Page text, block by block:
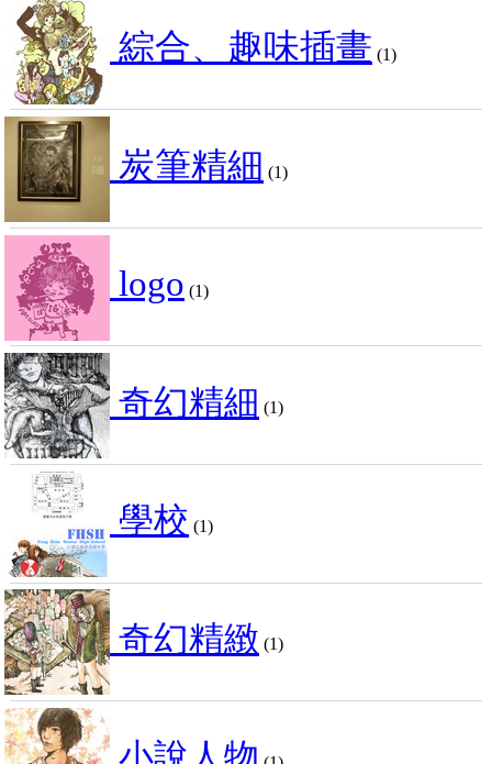
綜合、趣味插畫 (1)
炭筆精細 (1)
logo (1)
奇幻精細 (1)
學校 (1)
奇幻精緻 (1)